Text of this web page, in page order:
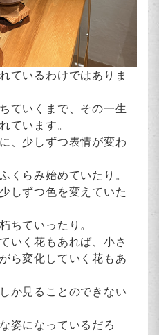
ているわけではありま
ていくまで、その一生
ています。
、少しずつ表情が変わ
くらみ始めていたり。
しずつ色を変えていた
ちていったり。
いく花もあれば、小さ
ら変化していく花もあ
か見ることのできない
姿になっているだろ